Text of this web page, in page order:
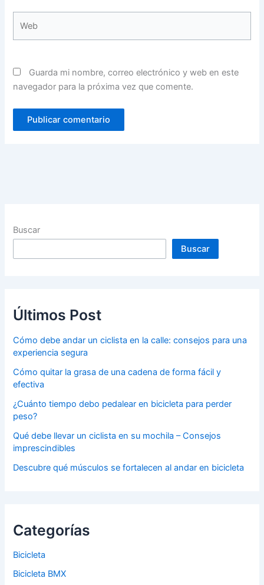
Guarda mi nombre, correo electrónico y web en este
navegador para la próxima vez que comente.
Buscar
Buscar
Últimos Post
Cómo debe andar un ciclista en la calle: consejos para una
experiencia segura
Cómo quitar la grasa de una cadena de forma fácil y
efectiva
¿Cuánto tiempo debo pedalear en bicicleta para perder
peso?
Qué debe llevar un ciclista en su mochila – Consejos
imprescindibles
Descubre qué músculos se fortalecen al andar en bicicleta
Categorías
Bicicleta
Bicicleta BMX